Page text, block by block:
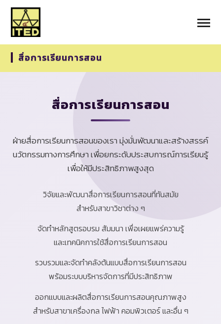
สื่อการเรียนการสอน
สื่อการเรียนการสอน
ฝ่ายสื่อการเรียนการสอนของเรา มุ่งมั่นพัฒนาและสร้างสรรค์
นวัตกรรมทางการศึกษา เพื่อยกระดับประสบการณ์การเรียนรู้
เพื่อให้มีประสิทธิภาพสูงสุด
วิจัยและพัฒนาสื่อการเรียนการสอนที่ทันสมัย
สำหรับสาขาวิชาต่าง ๆ
จัดทำหลักสูตรอบรม สัมมนา เพื่อเผยแพร่ความรู้
และเทคนิคการใช้สื่อการเรียนการสอน
รวบรวมและจัดทำคลังต้นแบบสื่อการเรียนการสอน
พร้อมระบบบริหารจัดการที่มีประสิทธิภาพ
ออกแบบและผลิตสื่อการเรียนการสอนคุณภาพสูง
สำหรับสาขาเครื่องกล ไฟฟ้า คอมพิวเตอร์ และอื่น ๆ